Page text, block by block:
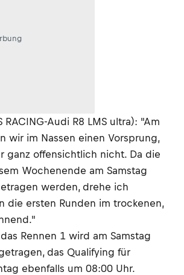
RACING-Audi R8 LMS ultra): "Am
wir im Nassen einen Vorsprung,
ganz offensichtlich nicht. Da die
Wochenende am Samstag
werden, drehe ich
die ersten Runden im trockenen,
Rennen 1 wird am Samstag
das Qualifying für
ebenfalls um 08:00 Uhr.